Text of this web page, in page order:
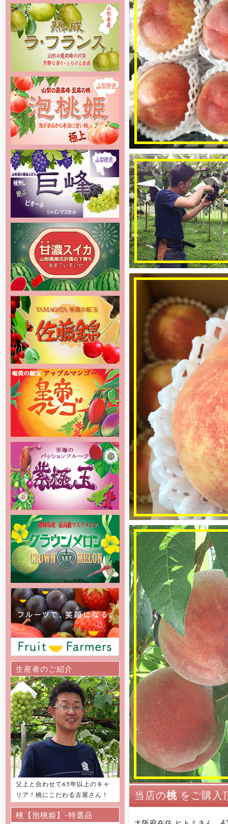
当店の桃をご購入
[2017年6月8日]
2017年度-完熟マンゴー通販の
2017年度の予約販売をスタートし
ました。
姉妹店-2017年度スイカ専門通販
の予約販売の受付を開始しました。
商品の発送は7月下旬頃からを予定
しております。お楽しみに
[2017年5月19日]
姉妹店-2017年度ぶどう専門通販
の予約販売の受付を開始しました。
商品の発送は7月下旬頃からを予定
しております。お楽しみに
[2017年5月18日]
姉妹店ー2017年度桃専門通販の予
約販売の受付を開始しました。 味
重視の泡がでる桃 泡桃姫を是非お
試し下さい！
[2017年5月1日]
姉妹店ー2017年度クラウンメロン
夏価格メニューでの販売がスタート
致します！お中元や大切な方への贈
り物に如何でしょうか？是非この機
会にご利用下さい。
[2017年4月1日]
姉妹店-さくらんぼ通販の2017年
度の受付を開始しました。絶品さく
らんぼ佐藤錦を5月初め頃から産地
直送でご家庭へお届け致します。
[2017年4月1日]
姉妹店-パッションフルーツ紫極玉
の2017年度の予約販売の受付を開
始しました。商品の発送は6月中旬
頃からを予定しております。お楽し
みに
[2016年5月13日 ]
2016年度-完熟マンゴー通販の
2016年度の販売受付をスタートし
ました。
[2016年5月13日 ]
姉妹店-甘濃スイカ通販の2016年
度の販売受付をスタートしました。
[2016年5月13日 ]
姉妹店-パッションフルーツ通販の
2016年度の販売受付をスタートし
ました。
[2016年5月13日 ]
姉妹店-桃通販の2016年度販売受
付をスタートしました。味重視の泡
がでる桃 泡桃姫を是非お試し下さ
い！
[2016年5月13日 ]
姉妹店-ぶどう・巨峰専門通販の販
売受付スタートしました。大玉の巨
峰・ピオーネ・シャインマスカット
を是非お試し下さい！
[2016年5月1日 ]
姉妹店-メロン専門通販の2016年
度の夏価格適応期間がスタートしま
した。高級マスクメロンを低価格に
てご提供しています。是非この機会
にご利用下さい。
[2016年4月11日 ]
姉妹店-さくらんぼ通販の2016年
度の受付を開始しました。絶品さく
らんぼ佐藤錦を5月初め頃から産地
直送でご家庭へお届け致します。
[2015年12月1日 ]
2015年11月20日 りんご専門通販
をオープンしました。高級りんご
「北国のみのり」を山形県（一部青
森）より産地直送でご家庭へお届け
致します。
生産者のご紹介
父上と合わせて65年以上のキャ
リア！桃にこだわる古屋さん！
桃【泡桃姫】-特選品